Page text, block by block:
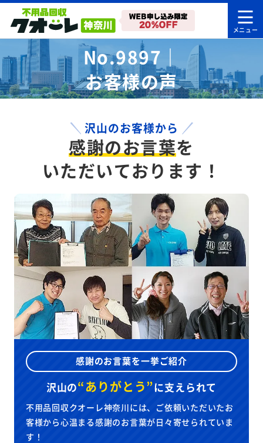
No.9897｜
お客様の声
沢山のお客様から
感謝のお言葉を
いただいております！
感謝のお言葉を一挙ご紹介
沢山の“ありがとう”に支えられて
不用品回収クオーレ神奈川には、ご依頼いただいたお
客様から心温まる感謝のお言葉が日々寄せられていま
す！